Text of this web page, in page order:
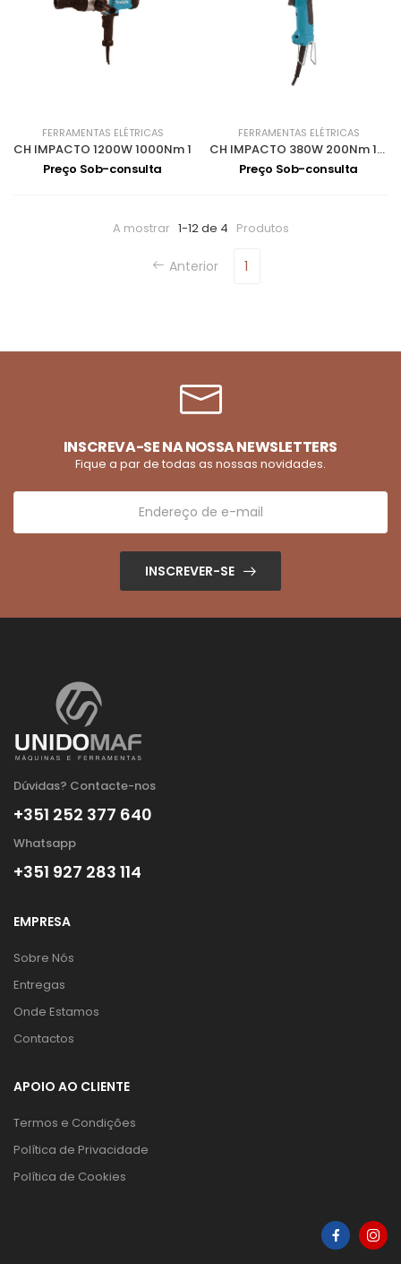
FERRAMENTAS ELÉTRICAS
CH IMPACTO 1200W 1000Nm 1
Preço Sob-consulta
FERRAMENTAS ELÉTRICAS
CH IMPACTO 380W 200Nm 1/2 M10-16 TW0200
Preço Sob-consulta
A mostrar 1-12 de 4 Produtos
Anterior 1
INSCREVA-SE NA NOSSA NEWSLETTERS
Fique a par de todas as nossas novidades.
INSCREVER-SE
Dúvidas? Contacte-nos
+351 252 377 640
Whatsapp
+351 927 283 114
EMPRESA
Sobre Nós
Entregas
Onde Estamos
Contactos
APOIO AO CLIENTE
Termos e Condições
Política de Privacidade
Política de Cookies